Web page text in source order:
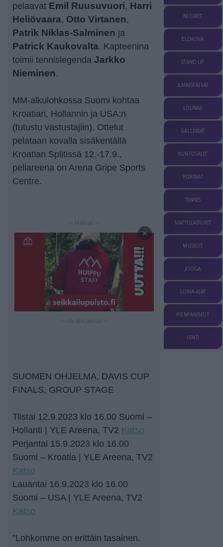
pelaavat Emil Ruusuvuori, Harri
Heliövaara, Otto Virtanen,
Patrik Niklas-Salminen ja
Patrick Kaukovalta. Kapteenina
toimii tennislegenda Jarkko
Nieminen.
MM-alkulohkossa Suomi kohtaa
Kroatian, Hollannin ja USA:n
(tutustu vastustajiin). Ottelut
pelataan kovalla sisäkentällä
Kroatian Splitissä 12.-17.9.,
peliareena on Arena Gripe Sports
Centre.
×
SUOMEN OHJELMA, DAVIS CUP
FINALS, GROUP STAGE
Tiistai 12.9.2023 klo 16.00 Suomi –
Hollanti | YLE Areena, TV2 Katso
Perjantai 15.9.2023 klo 16.00
Suomi – Kroatia | YLE Areena, TV2
Katso
Lauantai 16.9.2023 klo 16.00
Suomi – USA | YLE Areena, TV2
Katso
”Lohkomme on erittäin tasainen.
NUORET
ELOKUVA
STAND-UP
ILMAISPÄIVÄT
LOUNAS
GALLERIAT
KUNTOSALIT
PORTAAT
TENNIS
MATTOLAITURIT
MUSEOT
JOOGA
LOMA-AJAT
PIENPANIMOT
UINTI